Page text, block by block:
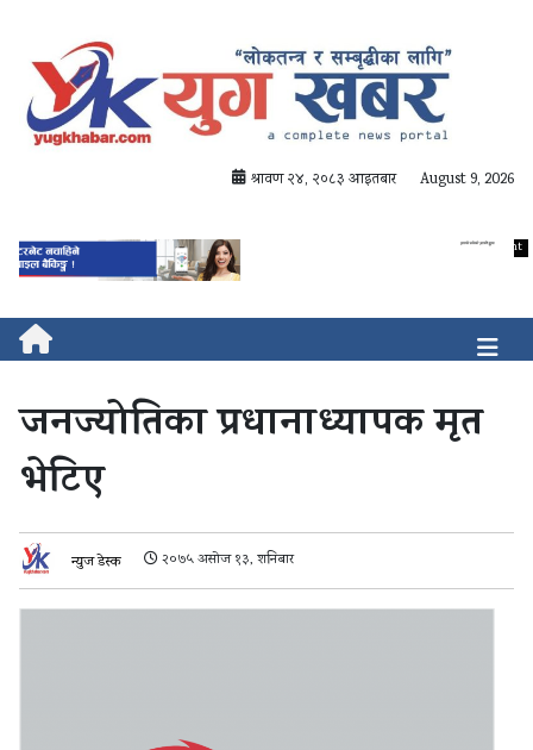
श्रावण २४, २०८३ आइतबार August 9, 2026
जनज्योतिका प्रधानाध्यापक मृत
भेटिए
न्युज डेस्क २०७५ असोज १३, शनिबार